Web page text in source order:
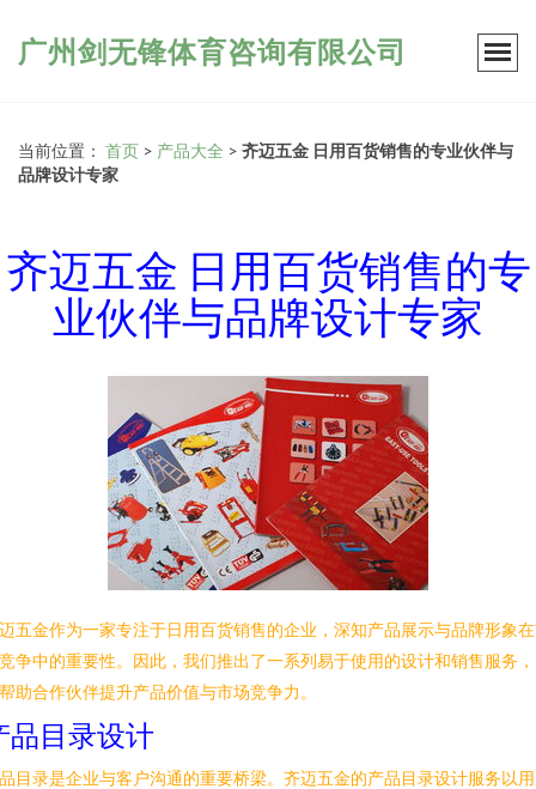
广州剑无锋体育咨询有限公司
当前位置： 首页 > 产品大全 > 齐迈五金 日用百货销售的专业伙伴与
品牌设计专家
齐迈五金 日用百货销售的专
业伙伴与品牌设计专家
五金作为一家专注于日用百货销售的企业，深知产品展示与品牌形象
争中的重要性。因此，我们推出了一系列易于使用的设计和销售服务
助合作伙伴提升产品价值与市场竞争力。
品目录设计
目录是企业与客户沟通的重要桥梁。齐迈五金的产品目录设计服务以